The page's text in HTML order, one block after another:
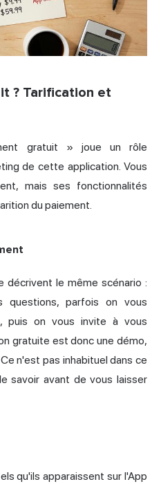
? Tarification et
gratuit » joue un rôle
de cette application. Vous
mais ses fonctionnalités
du paiement.
décrivent le même scénario :
parfois on vous
puis on vous invite à vous
gratuite est donc une démo,
n'est pas inhabituel dans ce
savoir avant de vous laisser
qu'ils apparaissent sur l'App